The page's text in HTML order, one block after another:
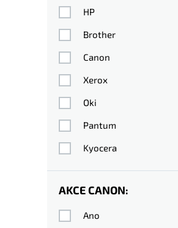
HP
Brother
Canon
Xerox
Oki
Pantum
Kyocera
AKCE CANON:
Ano